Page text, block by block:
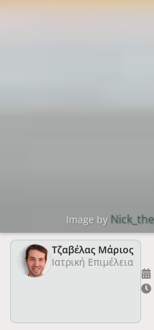
Image by
Τζαβέλας Μάριος
Ιατρική Επιμέλεια